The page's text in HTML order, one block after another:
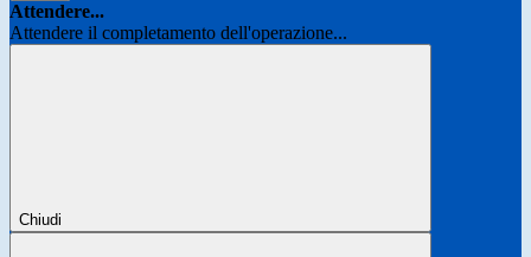
Attendere...
Attendere il completamento dell'operazione...
Chiudi